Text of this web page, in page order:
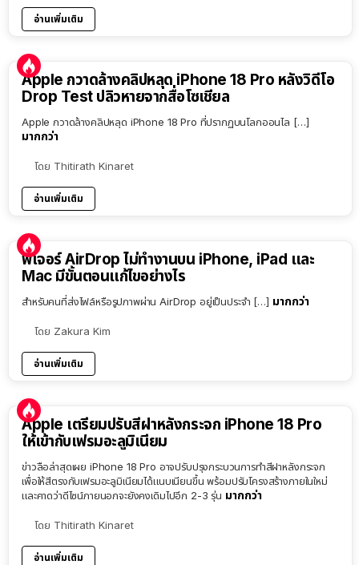
อ่านเพิ่มเติม
Apple กวาดล้างคลิปหลุด iPhone 18 Pro หลังวิดีโอ
Drop Test ปลิวหายจากสื่อโซเชียล
Apple กวาดล้างคลิปหลุด iPhone 18 Pro ที่ปรากฏบนโลกออนไล […]
มากกว่า
โดย Thitirath Kinaret
อ่านเพิ่มเติม
ฟีเจอร์ AirDrop ไม่ทำงานบน iPhone, iPad และ
Mac มีขั้นตอนแก้ไขอย่างไร
สำหรับคนที่ส่งไฟล์หรือรูปภาพผ่าน AirDrop อยู่เป็นประจำ […] มากกว่า
โดย Zakura Kim
อ่านเพิ่มเติม
Apple เตรียมปรับสีฝาหลังกระจก iPhone 18 Pro
ให้เข้ากับเฟรมอะลูมิเนียม
ข่าวลือล่าสุดเผย iPhone 18 Pro อาจปรับปรุงกระบวนการทำสีฝาหลังกระจก
เพื่อให้สีตรงกับเฟรมอะลูมิเนียมได้แนบเนียนขึ้น พร้อมปรับโครงสร้างภายในใหม่
และคาดว่าดีไซน์ภายนอกจะยังคงเดิมไปอีก 2-3 รุ่น มากกว่า
โดย Thitirath Kinaret
อ่านเพิ่มเติม